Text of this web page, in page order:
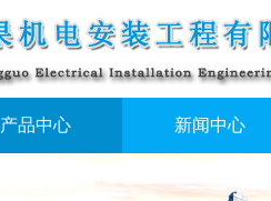
产品中心 新闻中心